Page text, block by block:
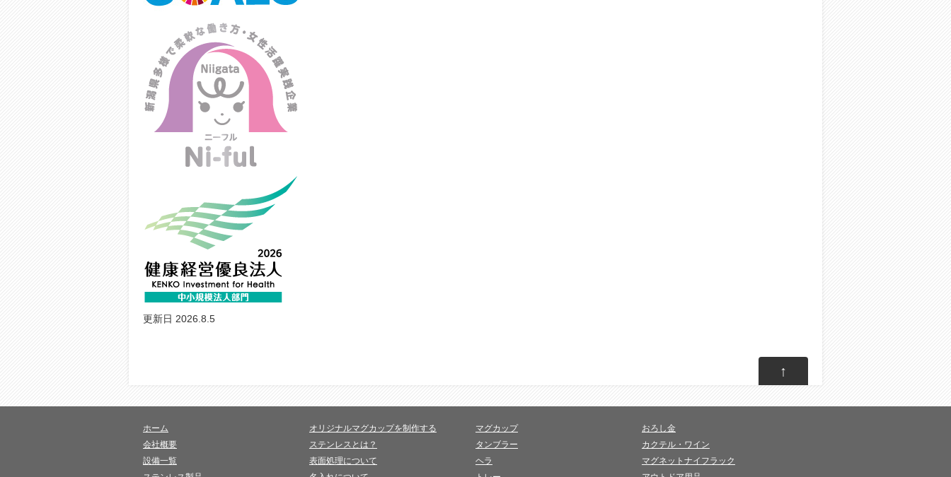
更新日 2026.8.5
↑
ホーム
会社概要
設備一覧
オリジナルマグカップを制作する
ステンレスとは？
表面処理について
マグカップ
タンブラー
ヘラ
おろし金
カクテル・ワイン
マグネットナイフラック